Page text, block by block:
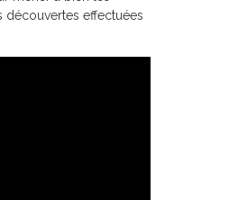
découvertes effectuées